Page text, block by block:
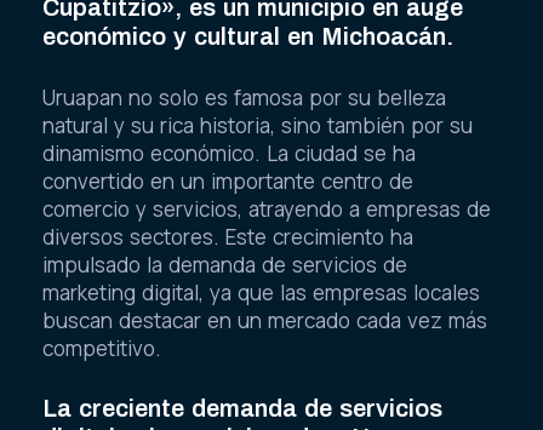
Cupatitzío», es un municipio en auge
económico y cultural en Michoacán.
Uruapan no solo es famosa por su belleza
natural y su rica historia, sino también por su
dinamismo económico. La ciudad se ha
convertido en un importante centro de
comercio y servicios, atrayendo a empresas de
diversos sectores. Este crecimiento ha
impulsado la demanda de servicios de
marketing digital, ya que las empresas locales
buscan destacar en un mercado cada vez más
competitivo.
La creciente demanda de servicios